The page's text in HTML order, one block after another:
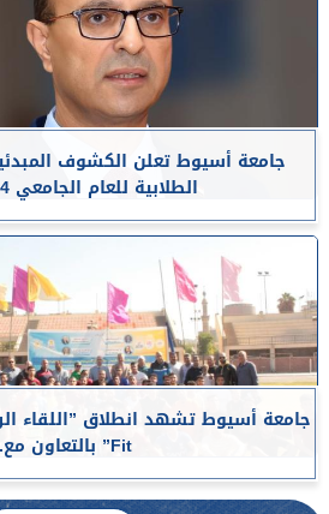
جامعة أسيوط تعلن الكشوف المبدئية
الطلابية للعام الجامعي 2024 /2025
Fit” بالتعاون مع...